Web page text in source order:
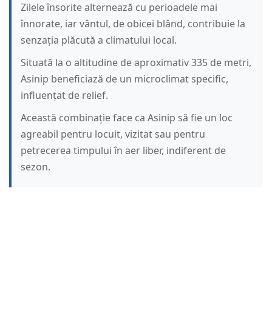
Zilele însorite alternează cu perioadele mai
înnorate, iar vântul, de obicei blând, contribuie la
senzația plăcută a climatului local.
Situată la o altitudine de aproximativ 335 de metri,
Asinip beneficiază de un microclimat specific,
influențat de relief.
Această combinație face ca Asinip să fie un loc
agreabil pentru locuit, vizitat sau pentru
petrecerea timpului în aer liber, indiferent de
sezon.